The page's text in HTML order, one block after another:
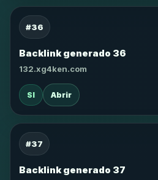
#36
Backlink generado 36
132.xg4ken.com
SI Abrir
#37
Backlink generado 37